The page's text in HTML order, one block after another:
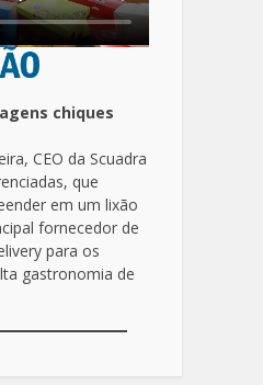
chiques
CEO da Scuadra
que
em um lixão
fornecedor de
para os
gastronomia de